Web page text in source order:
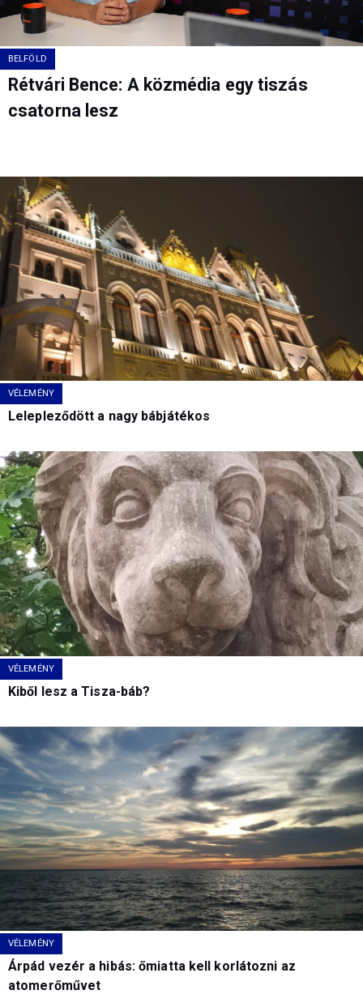
BELFÖLD
Rétvári Bence: A közmédia egy tiszás
csatorna lesz
VÉLEMÉNY
Lelepleződött a nagy bábjátékos
VÉLEMÉNY
Kiből lesz a Tisza-báb?
VÉLEMÉNY
Árpád vezér a hibás: őmiatta kell korlátozni az
atomerőművet